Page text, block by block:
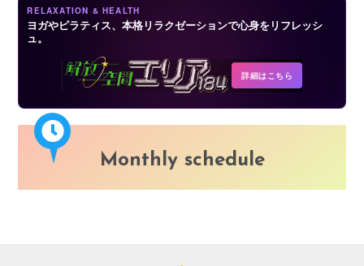
RELAXATION & HEALTH
ヨガやピラティス、本格リラクゼーションで心身をリフレッシ
ュ。
詳細はこちら
Monthly schedule